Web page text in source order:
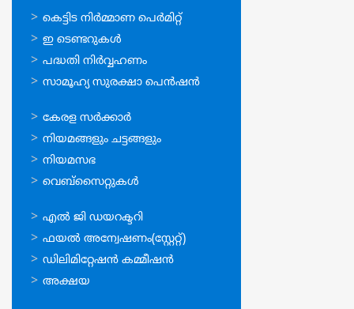
ഓണ്‍ലൈന്‍
സേവനങ്ങള്‍
കെട്ടിട നിര്‍മ്മാണ പെര്‍മിറ്റ്‌
ഇ ടെണ്ടറുകള്‍
പദ്ധതി നിര്‍വ്വഹണം
സാമൂഹ്യ സുരക്ഷാ പെന്‍ഷന്‍
ഉപയോഗപ്രദമായ
കണ്ണികള്‍
കേരള സര്‍ക്കാര്‍
നിയമങ്ങളും ചട്ടങ്ങളും
നിയമസഭ
വെബ്സൈറ്റുകള്‍
ഉപയോഗപ്രദമായ
കണ്ണികള്‍
എല്‍ ജി ഡയറക്ടറി
ഫയല്‍ അന്വേഷണം(സ്റ്റേറ്റ്)
ഡിലിമിറ്റേഷന്‍ കമ്മീഷന്‍
അക്ഷയ